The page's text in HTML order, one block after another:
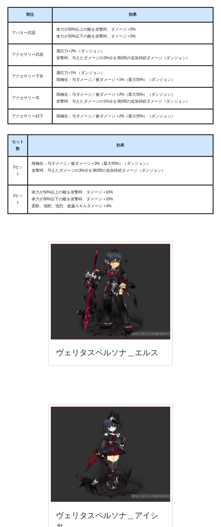
部位 効果
アバター武器
体力が50%以上の敵を攻撃時、ダメージ +5%
体力が50%以下の敵を攻撃時、ダメージ +5%
アクセサリー武器
適応力+2% （ダンジョン）
攻撃時、与えたダメージの3%分を3秒間の追加持続ダメージ（ダンジョン）
アクセサリー下衣
適応力+1% （ダンジョン）
両極化：与ダメージ／被ダメージ +1%（最大55%）（ダンジョン）
アクセサリー耳
両極化：与ダメージ／被ダメージ +2%（最大55%）（ダンジョン）
攻撃時、与えたダメージの1%分を3秒間の追加持続ダメージ（ダンジョン）
アクセサリー顔下 両極化：与ダメージ／被ダメージ +2%（最大55%）（ダンジョン）
セット
数
効果
2セッ
ト
両極化：与ダメージ／被ダメージ +3%（最大55%）（ダンジョン）
攻撃時、与えたダメージの3%分を3秒間の追加持続ダメージ（ダンジョン）
3セッ
ト
体力が50%以上の敵を攻撃時、ダメージ +10%
体力が50%以下の敵を攻撃時、ダメージ +10%
柔軟、強靭、強烈、超越スキルダメージ +4%
ヴェリタスペルソナ＿エルス
ヴェリタスペルソナ＿アイシ
ャ